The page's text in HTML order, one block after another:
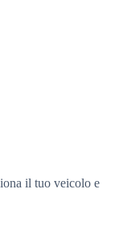
il tuo veicolo e